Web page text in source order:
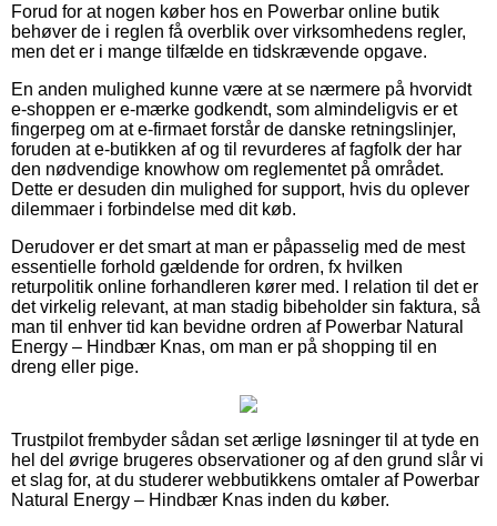
Forud for at nogen køber hos en Powerbar online butik
behøver de i reglen få overblik over virksomhedens regler,
men det er i mange tilfælde en tidskrævende opgave.
En anden mulighed kunne være at se nærmere på hvorvidt
e-shoppen er e-mærke godkendt, som almindeligvis er et
fingerpeg om at e-firmaet forstår de danske retningslinjer,
foruden at e-butikken af og til revurderes af fagfolk der har
den nødvendige knowhow om reglementet på området.
Dette er desuden din mulighed for support, hvis du oplever
dilemmaer i forbindelse med dit køb.
Derudover er det smart at man er påpasselig med de mest
essentielle forhold gældende for ordren, fx hvilken
returpolitik online forhandleren kører med. I relation til det er
det virkelig relevant, at man stadig bibeholder sin faktura, så
man til enhver tid kan bevidne ordren af Powerbar Natural
Energy – Hindbær Knas, om man er på shopping til en
dreng eller pige.
Trustpilot frembyder sådan set ærlige løsninger til at tyde en
hel del øvrige brugeres observationer og af den grund slår vi
et slag for, at du studerer webbutikkens omtaler af Powerbar
Natural Energy – Hindbær Knas inden du køber.